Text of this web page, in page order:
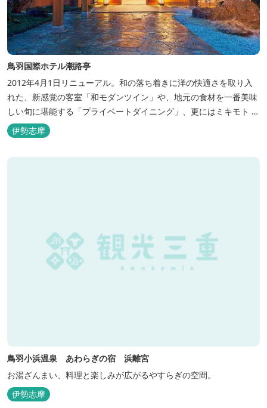
鳥羽国際ホテル潮路亭
2012年4月1日リニューアル。和の落ち着きに洋の快適さを取り入
れた、新感覚の客室「和モダンツイン」や、地元の食材を一番美味
しい旬に堪能する「プライベートダイニング」、更にはミキモト コ
スメティックスとの提携により実現した、日本初の「パールオーロ
ラ風呂」が誕生。
伊勢志摩
鳥羽小浜温泉 あわらぎの宿 浜離宮
お湯ざんまい、料理と楽しみが広がるやすらぎの空間。
伊勢志摩